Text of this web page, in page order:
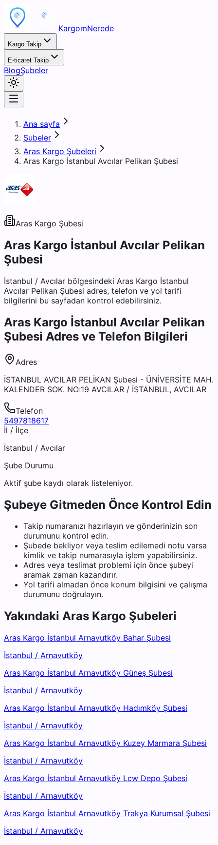
KargomNerede
Kargo Takip
E-ticaret Takip
BlogŞubeler
Ana sayfa
Şubeler
Aras Kargo Şubeleri
Aras Kargo İstanbul Avcılar Pelikan Şubesi
Aras Kargo Şubesi
Aras Kargo İstanbul Avcılar Pelikan
Şubesi
İstanbul / Avcılar bölgesindeki Aras Kargo İstanbul
Avcılar Pelikan Şubesi adres, telefon ve yol tarifi
bilgilerini bu sayfadan kontrol edebilirsiniz.
Aras Kargo İstanbul Avcılar Pelikan
Şubesi Adres ve Telefon Bilgileri
Adres
İSTANBUL AVCILAR PELİKAN Şubesi - ÜNİVERSİTE MAH.
KALENDER SOK. NO:19 AVCILAR / İSTANBUL, AVCILAR
Telefon
5497818617
İl / İlçe
İstanbul / Avcılar
Şube Durumu
Aktif şube kaydı olarak listeleniyor.
Şubeye Gitmeden Önce Kontrol Edin
Takip numaranızı hazırlayın ve gönderinizin son
durumunu kontrol edin.
Şubede bekliyor veya teslim edilemedi notu varsa
kimlik ve takip numarasıyla işlem yapabilirsiniz.
Adres veya teslimat problemi için önce şubeyi
aramak zaman kazandırır.
Yol tarifi almadan önce konum bilgisini ve çalışma
durumunu doğrulayın.
Yakındaki Aras Kargo Şubeleri
Aras Kargo İstanbul Arnavutköy Bahar Şubesi
İstanbul / Arnavutköy
Aras Kargo İstanbul Arnavutköy Güneş Şubesi
İstanbul / Arnavutköy
Aras Kargo İstanbul Arnavutköy Hadımköy Şubesi
İstanbul / Arnavutköy
Aras Kargo İstanbul Arnavutköy Kuzey Marmara Şubesi
İstanbul / Arnavutköy
Aras Kargo İstanbul Arnavutköy Lcw Depo Şubesi
İstanbul / Arnavutköy
Aras Kargo İstanbul Arnavutköy Trakya Kurumsal Şubesi
İstanbul / Arnavutköy